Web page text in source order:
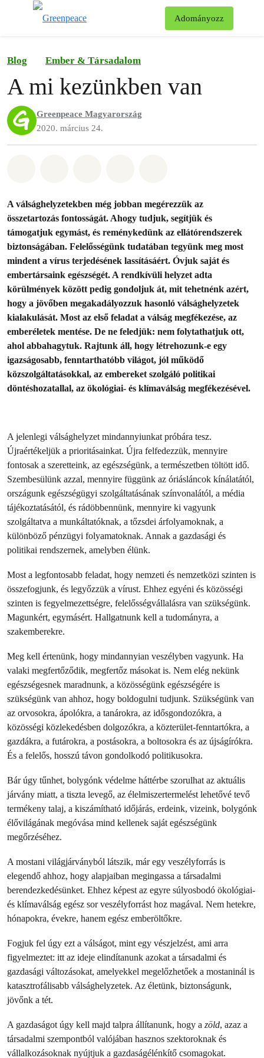
Adományozz
Blog Ember & Társadalom
A mi kezünkben van
Greenpeace Magyarország
2020. március 24.
A válsághelyzetekben még jobban megérezzük az
összetartozás fontosságát. Ahogy tudjuk, segítjük és
támogatjuk egymást, és reménykedünk az ellátórendszerek
biztonságában. Felelősségünk tudatában tegyünk meg most
mindent a vírus terjedésének lassításáért. Óvjuk saját és
embertársaink egészségét. A rendkívüli helyzet adta
körülmények között pedig gondoljuk át, mit tehetnénk azért,
hogy a jövőben megakadályozzuk hasonló válsághelyzetek
kialakulását. Most az első feladat a válság megfékezése, az
emberéletek mentése. De ne feledjük: nem folytathatjuk ott,
ahol abbahagytuk. Rajtunk áll, hogy létrehozunk-e egy
igazságosabb, fenntarthatóbb világot, jól működő
közszolgáltatásokkal, az embereket szolgáló politikai
döntéshozatallal, az ökológiai- és klímaválság megfékezésével.
A jelenlegi válsághelyzet mindannyiunkat próbára tesz.
Újraértékeljük a prioritásainkat. Újra felfedezzük, mennyire
fontosak a szeretteink, az egészségünk, a természetben töltött idő.
Szembesülünk azzal, mennyire függünk az óriásláncok kínálatától,
országunk egészségügyi szolgáltatásának színvonalától, a média
tájékoztatásától, és rádöbbennünk, mennyire ki vagyunk
szolgáltatva a munkáltatóknak, a tőzsdei árfolyamoknak, a
különböző pénzügyi folyamatoknak. Annak a gazdasági és
politikai rendszernek, amelyben élünk.
Most a legfontosabb feladat, hogy nemzeti és nemzetközi szinten is
összefogjunk, és legyőzzük a vírust. Ehhez egyéni és közösségi
szinten is fegyelmezettségre, felelősségvállalásra van szükségünk.
Magunkért, egymásért. Hallgatnunk kell a tudományra, a
szakemberekre.
Meg kell értenünk, hogy mindannyian veszélyben vagyunk. Ha
valaki megfertőződik, megfertőz másokat is. Nem elég nekünk
egészségesnek maradnunk, a közösségünk egészségére is
szükségünk van ahhoz, hogy boldogulni tudjunk. Szükségünk van
az orvosokra, ápolókra, a tanárokra, az idősgondozókra, a
közösségi közlekedésben dolgozókra, a közterület-fenntartókra, a
gazdákra, a futárokra, a postásokra, a boltosokra és az újságírókra.
És a felelős, hosszú távon gondolkodó politikusokra.
Bár úgy tűnhet, bolygónk védelme háttérbe szorulhat az aktuális
járvány miatt, a tiszta levegő, az élelmiszertermelést lehetővé tevő
termékeny talaj, a kiszámítható időjárás, erdeink, vizeink, bolygónk
élővilágának megóvása mind kellenek saját egészségünk
megőrzéséhez.
A mostani világjárványból látszik, már egy veszélyforrás is
elegendő ahhoz, hogy alapjaiban megingassa a társadalmi
berendezkedésünket. Ehhez képest az egyre súlyosbodó ökológiai-
és klímaválság egész sor veszélyforrást hoz magával. Nem hetekre,
hónapokra, évekre, hanem egész emberöltőkre.
Fogjuk fel úgy ezt a válságot, mint egy vészjelzést, ami arra
figyelmeztet: itt az ideje elindítanunk azokat a társadalmi és
gazdasági változásokat, amelyekkel megelőzhetőek a mostaninál is
katasztrofálisabb válsághelyzetek. Az életünk, biztonságunk,
jövőnk a tét.
A gazdaságot úgy kell majd talpra állítanunk, hogy a zöld, azaz a
társadalmi szempontból valójában hasznos szektoroknak és
vállalkozásoknak nyújtjuk a gazdaságélénkítő csomagokat.